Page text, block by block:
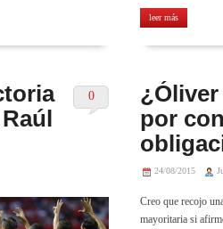
leer más
0
por
24/08/2015
Creo que recojo
mayoritaria si